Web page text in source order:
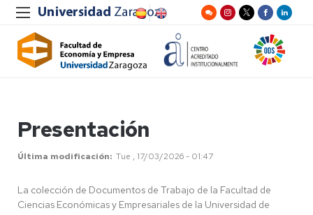
Presentación
Última modificación Tue , 17/03/2026 - 01:47
La colección de Documentos de Trabajo de la Facultad de
Ciencias Económicas y Empresariales de la Universidad de